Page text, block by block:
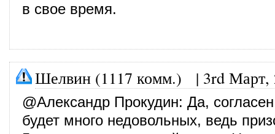
в свое время.
Шелвин (1117 комм.) | 3rd Март,
@Александр Прокудин: Да,
будет много недовольных, ведь